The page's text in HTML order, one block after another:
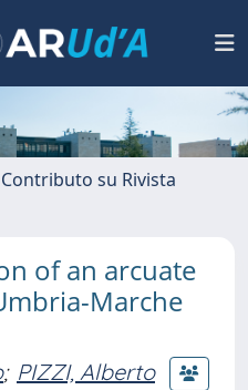
su Rivista
of an arcuate
Marche
; PIZZI, Alberto